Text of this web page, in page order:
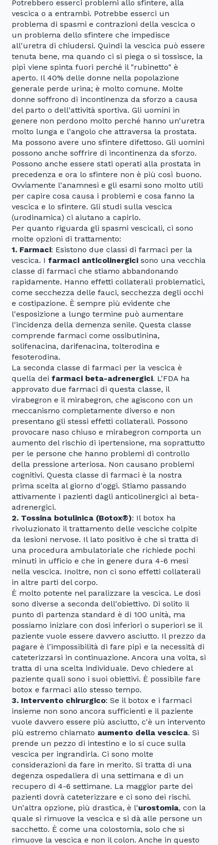
Potrebbero esserci problemi allo sfintere, alla
vescica o a entrambi. Potrebbe esserci un
problema di spasmi e contrazioni della vescica o
un problema dello sfintere che impedisce
all'uretra di chiudersi. Quindi la vescica può essere
tenuta bene, ma quando ci si piega o si tossisce, la
pipì viene spinta fuori perché il "rubinetto" è
aperto. Il 40% delle donne nella popolazione
generale perde urina; è molto comune. Molte
donne soffrono di incontinenza da sforzo a causa
del parto o dell'attività sportiva. Gli uomini in
genere non perdono molto perché hanno un'uretra
molto lunga e l'angolo che attraversa la prostata.
Ma possono avere uno sfintere difettoso. Gli uomini
possono anche soffrire di incontinenza da sforzo.
Possono anche essere stati operati alla prostata in
precedenza e ora lo sfintere non è più così buono.
Ovviamente l'anamnesi e gli esami sono molto utili
per capire cosa causa i problemi e cosa fanno la
vescica e lo sfintere. Gli studi sulla vescica
(urodinamica) ci aiutano a capirlo.
Per quanto riguarda gli spasmi vescicali, ci sono
molte opzioni di trattamento:
1. Farmaci: Esistono due classi di farmaci per la
vescica. I farmaci anticolinergici sono una vecchia
classe di farmaci che stiamo abbandonando
rapidamente. Hanno effetti collaterali problematici,
come secchezza delle fauci, secchezza degli occhi
e costipazione. È sempre più evidente che
l'esposizione a lungo termine può aumentare
l'incidenza della demenza senile. Questa classe
comprende farmaci come ossibutinina,
solifenacina, darifenacina, tolterodina e
fesoterodina.
La seconda classe di farmaci per la vescica è
quella dei farmaci beta-adrenergici. L'FDA ha
approvato due farmaci di questa classe, il
virabegron e il mirabegron, che agiscono con un
meccanismo completamente diverso e non
presentano gli stessi effetti collaterali. Possono
provocare naso chiuso e mirabegron comporta un
aumento del rischio di ipertensione, ma soprattutto
per le persone che hanno problemi di controllo
della pressione arteriosa. Non causano problemi
cognitivi. Questa classe di farmaci è la nostra
prima scelta al giorno d'oggi. Stiamo passando
attivamente i pazienti dagli anticolinergici ai beta-
adrenergici.
2. Tossina botulinica (Botox®): Il botox ha
rivoluzionato il trattamento delle vesciche colpite
da lesioni nervose. Il lato positivo è che si tratta di
una procedura ambulatoriale che richiede pochi
minuti in ufficio e che in genere dura 4-6 mesi
nella vescica. Inoltre, non ci sono effetti collaterali
in altre parti del corpo.
È molto potente nel paralizzare la vescica. Le dosi
sono diverse a seconda dell'obiettivo. Di solito il
punto di partenza standard è di 100 unità, ma
possiamo iniziare con dosi inferiori o superiori se il
paziente vuole essere davvero asciutto. Il prezzo da
pagare è l'impossibilità di fare pipì e la necessità di
cateterizzarsi in continuazione. Ancora una volta, si
tratta di una scelta individuale. Devo chiedere al
paziente quali sono i suoi obiettivi. È possibile fare
botox e farmaci allo stesso tempo.
3. Intervento chirurgico: Se il botox e i farmaci
insieme non sono ancora sufficienti e il paziente
vuole davvero essere più asciutto, c'è un intervento
più estremo chiamato aumento della vescica. Si
prende un pezzo di intestino e lo si cuce sulla
vescica per ingrandirla. Ci sono molte
considerazioni da fare in merito. Si tratta di una
degenza ospedaliera di una settimana e di un
recupero di 4-6 settimane. La maggior parte dei
pazienti dovrà cateterizzare e ci sono dei rischi.
Un'altra opzione, più drastica, è l'urostomia, con la
quale si rimuove la vescica e si dà alle persone un
sacchetto. È come una colostomia, solo che si
rimuove la vescica e non il colon. Anche in questo